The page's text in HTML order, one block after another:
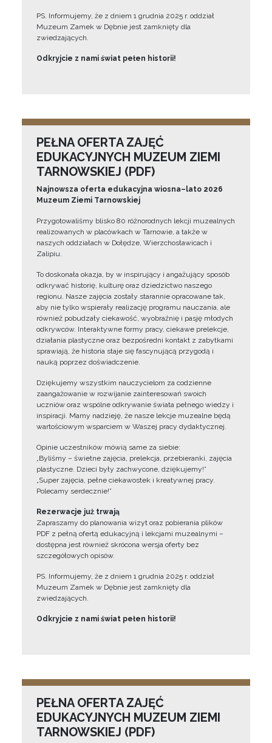
PS. Informujemy, że z dniem 1 grudnia 2025 r. oddział
Muzeum Zamek w Dębnie jest zamknięty dla
zwiedzających.
Odkryjcie z nami świat pełen historii!
PEŁNA OFERTA ZAJĘĆ
EDUKACYJNYCH MUZEUM ZIEMI
TARNOWSKIEJ (PDF)
Najnowsza oferta edukacyjna wiosna–lato 2026
Muzeum Ziemi Tarnowskiej
Przygotowaliśmy blisko 80 różnorodnych lekcji muzealnych
realizowanych w placówkach w Tarnowie, a także w
naszych oddziałach w Dołędze, Wierzchosławicach i
Zalipiu.
To doskonała okazja, by w inspirujący i angażujący sposób
odkrywać historię, kulturę oraz dziedzictwo naszego
regionu. Nasze zajęcia zostały starannie opracowane tak,
aby nie tylko wspierały realizację programu nauczania, ale
również pobudzały ciekawość, wyobraźnię i pasję młodych
odkrywców. Interaktywne formy pracy, ciekawe prelekcje,
działania plastyczne oraz bezpośredni kontakt z zabytkami
sprawiają, że historia staje się fascynującą przygodą i
nauką poprzez doświadczenie.
Dziękujemy wszystkim nauczycielom za codzienne
zaangażowanie w rozwijanie zainteresowań swoich
uczniów oraz wspólne odkrywanie świata pełnego wiedzy i
inspiracji. Mamy nadzieję, że nasze lekcje muzealne będą
wartościowym wsparciem w Waszej pracy dydaktycznej.
Opinie uczestników mówią same za siebie:
„Byliśmy – świetne zajęcia, prelekcja, przebieranki, zajęcia
plastyczne. Dzieci były zachwycone, dziękujemy!”
„Super zajęcia, pełne ciekawostek i kreatywnej pracy.
Polecamy serdecznie!”
Rezerwacje już trwają
Zapraszamy do planowania wizyt oraz pobierania plików
PDF z pełną ofertą edukacyjną i lekcjami muzealnymi –
dostępna jest również skrócona wersja oferty bez
szczegółowych opisów.
PS. Informujemy, że z dniem 1 grudnia 2025 r. oddział
Muzeum Zamek w Dębnie jest zamknięty dla
zwiedzających.
Odkryjcie z nami świat pełen historii!
PEŁNA OFERTA ZAJĘĆ
EDUKACYJNYCH MUZEUM ZIEMI
TARNOWSKIEJ (PDF)